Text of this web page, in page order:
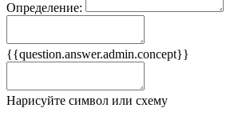
Определение:
{{question.answer.admin.concept}}
Нарисуйте символ или схему